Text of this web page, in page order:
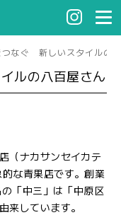
つなぐ 新しいスタイルの
ルの八百屋さん
（ナカサンセイカテ
な青果店です。創業
「中三」は「中原区
来しています。